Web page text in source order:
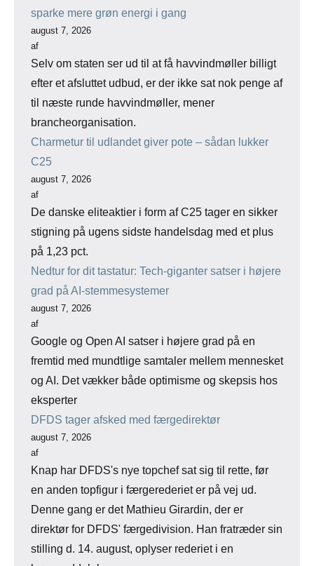
sparke mere grøn energi i gang
august 7, 2026
af
Selv om staten ser ud til at få havvindmøller billigt
efter et afsluttet udbud, er der ikke sat nok penge af
til næste runde havvindmøller, mener
brancheorganisation.
Charmetur til udlandet giver pote – sådan lukker
C25
august 7, 2026
af
De danske eliteaktier i form af C25 tager en sikker
stigning på ugens sidste handelsdag med et plus
på 1,23 pct.
Nedtur for dit tastatur: Tech-giganter satser i højere
grad på AI-stemmesystemer
august 7, 2026
af
Google og Open AI satser i højere grad på en
fremtid med mundtlige samtaler mellem mennesket
og AI. Det vækker både optimisme og skepsis hos
eksperter
DFDS tager afsked med færgedirektør
august 7, 2026
af
Knap har DFDS's nye topchef sat sig til rette, før
en anden topfigur i færgerederiet er på vej ud.
Denne gang er det Mathieu Girardin, der er
direktør for DFDS' færgedivision. Han fratræder sin
stilling d. 14. august, oplyser rederiet i en